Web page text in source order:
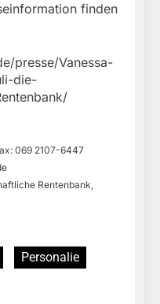
finden
presse/Vanessa-
die-
069 2107-6447
Rentenbank,
Personalie